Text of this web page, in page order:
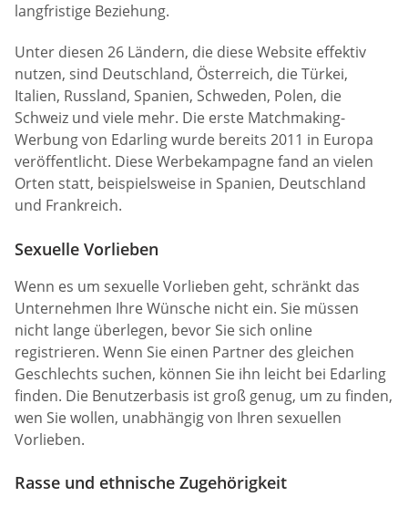
langfristige Beziehung.
Unter diesen 26 Ländern, die diese Website effektiv
nutzen, sind Deutschland, Österreich, die Türkei,
Italien, Russland, Spanien, Schweden, Polen, die
Schweiz und viele mehr. Die erste Matchmaking-
Werbung von Edarling wurde bereits 2011 in Europa
veröffentlicht. Diese Werbekampagne fand an vielen
Orten statt, beispielsweise in Spanien, Deutschland
und Frankreich.
Sexuelle Vorlieben
Wenn es um sexuelle Vorlieben geht, schränkt das
Unternehmen Ihre Wünsche nicht ein. Sie müssen
nicht lange überlegen, bevor Sie sich online
registrieren. Wenn Sie einen Partner des gleichen
Geschlechts suchen, können Sie ihn leicht bei Edarling
finden. Die Benutzerbasis ist groß genug, um zu finden,
wen Sie wollen, unabhängig von Ihren sexuellen
Vorlieben.
Rasse und ethnische Zugehörigkeit